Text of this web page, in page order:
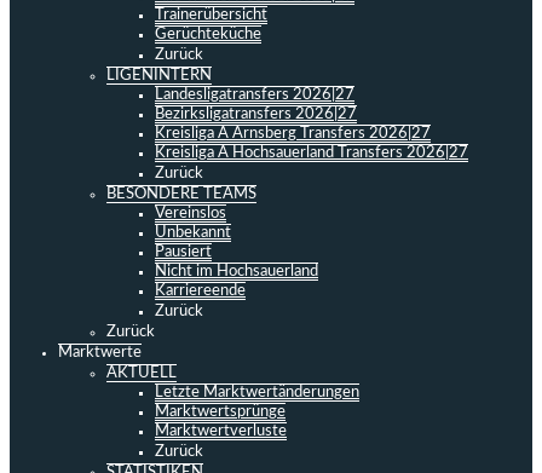
Trainerübersicht
Gerüchteküche
Zurück
LIGENINTERN
Landesligatransfers 2026|27
Bezirksligatransfers 2026|27
Kreisliga A Arnsberg Transfers 2026|27
Kreisliga A Hochsauerland Transfers 2026|27
Zurück
BESONDERE TEAMS
Vereinslos
Unbekannt
Pausiert
Nicht im Hochsauerland
Karriereende
Zurück
Zurück
Marktwerte
AKTUELL
Letzte Marktwertänderungen
Marktwertsprünge
Marktwertverluste
Zurück